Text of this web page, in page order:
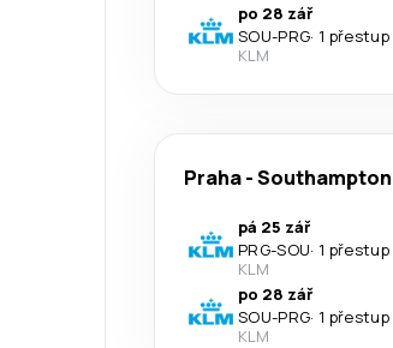
po 28 zář
SOU-PRG· 1 přestup
KLM
Praha-Southampton
pá 25 zář
PRG-SOU· 1 přestup
KLM
po 28 zář
SOU-PRG· 1 přestup
KLM